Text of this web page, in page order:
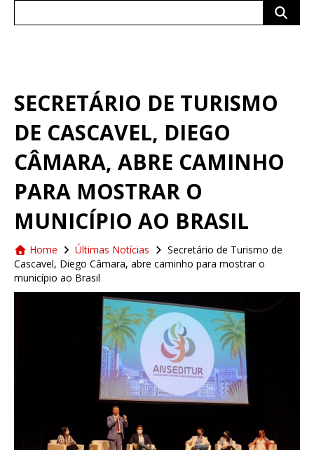
SECRETÁRIO DE TURISMO
DE CASCAVEL, DIEGO
CÂMARA, ABRE CAMINHO
PARA MOSTRAR O
MUNICÍPIO AO BRASIL
Home Últimas Notícias
Secretário de Turismo de
Cascavel, Diego Câmara, abre caminho para mostrar o
município ao Brasil